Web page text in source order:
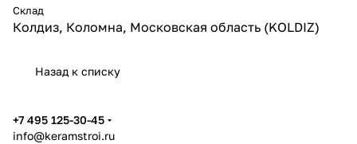
Склад
Колдиз, Коломна, Московская область (KOLDIZ)
Назад к списку
+7 495 125-30-45
info@keramstroi.ru